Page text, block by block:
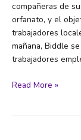
compañeras de
orfanato, y el
trabajadores
mañana, Biddle
trabajadores
Racismo
Read More »